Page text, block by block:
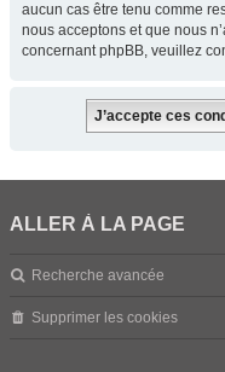
aucun cas être tenu comme
nous acceptons et que nous
concernant phpBB, veuillez
ALLER À LA PAGE
Recherche avancée
Supprimer les cookies